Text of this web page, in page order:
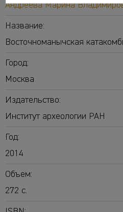
Андреева Марина
Название:
Восточноманычская
Город:
Москва
Издательство:
Институт археологии РАН
Год:
2014
Объем:
272 с.